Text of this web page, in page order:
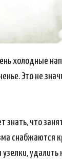
холодные
Это не
знать, что
снабжаются